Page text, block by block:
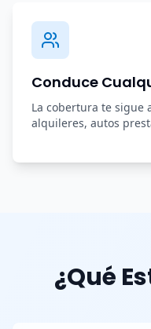
Conduce
La cobertura te sigue
alquileres, autos
¿Qué